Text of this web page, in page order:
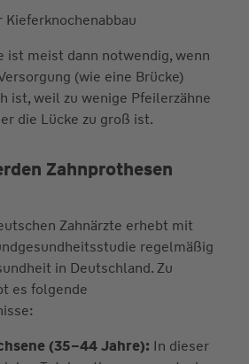
ist meist dann notwendig, wenn
(wie eine Brücke)
ist, weil zu wenige Pfeilerzähne
die Lücke zu groß ist.
Zahnprothesen
Zahnärzte erhebt mit
regelmäßig
in Deutschland. Zu
es folgende
(35–44 Jahre): In dieser